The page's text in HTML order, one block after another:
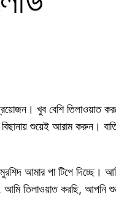
খুব বেশি তিলাওয়াত
শুয়েই আরাম করুন। বাতি-
আমার পা টিপে দিচ্ছে।
তিলাওয়াত করছি, আপনি